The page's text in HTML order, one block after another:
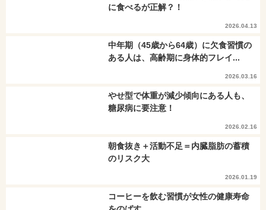
に食べるが正解？！
2026.04.13
中年期（45歳から64歳）に欠食習慣の
ある人は、高齢期に身体的フレイ...
2026.03.16
やせ型で体重が減少傾向にある人も、
糖尿病に要注意！
2026.02.16
朝食抜き＋活動不足＝内臓脂肪の蓄積
のリスク大
2026.01.19
コーヒーを飲む習慣が女性の健康寿命